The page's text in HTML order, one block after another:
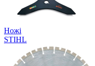
Ножі
STIHL